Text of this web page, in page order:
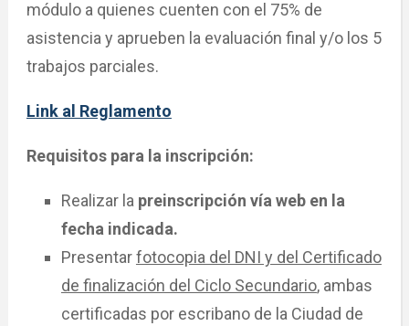
módulo a quienes cuenten con el 75% de
asistencia y aprueben la evaluación final y/o los 5
trabajos parciales.
Link al Reglamento
Requisitos para la inscripción:
Realizar la preinscripción vía web en la
fecha indicada.
Presentarfotocopia del DNI y del Certificado
de finalización del Ciclo Secundario, ambas
certificadas por escribano de la Ciudad de